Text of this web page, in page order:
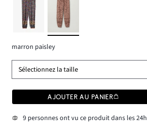
marron paisley
Sélectionnez la taille
AJOUTER AU PANIER
9 personnes ont vu ce produit dans les 24h